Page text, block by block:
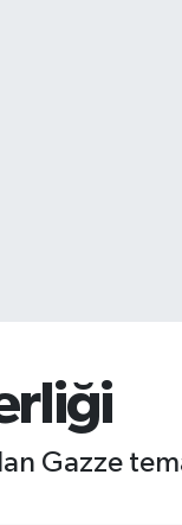
Gazze